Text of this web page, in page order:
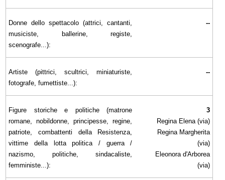
Donne dello spettacolo (attrici, cantanti,
musiciste, ballerine, registe,
scenografe...):
--
Artiste (pittrici, scultrici, miniaturiste,
fotografe, fumettiste...):
--
Figure storiche e politiche (matrone
romane, nobildonne, principesse, regine,
patriote, combattenti della Resistenza,
vittime della lotta politica / guerra /
nazismo, politiche, sindacaliste,
femministe...):
3
Regina Elena (via)
Regina Margherita
(via)
Eleonora d'Arborea
(via)